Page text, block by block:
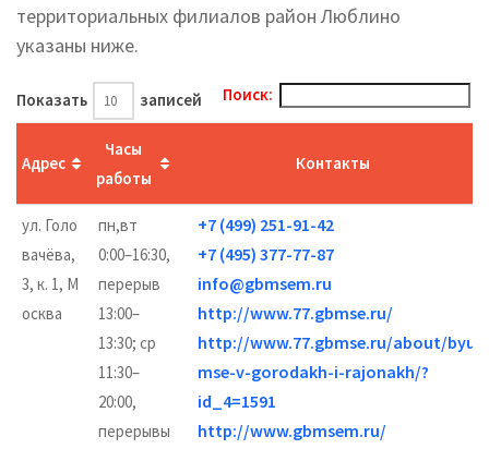
территориальных филиалов район Люблино
указаны ниже.
Показать записей Поиск:
Адрес
Часы
работы
Контакты
ул. Голо
вачёва,
3, к. 1, М
осква
пн,вт
0:00–16:30,
перерыв
13:00–
13:30; ср
11:30–
20:00,
перерывы
+7 (499) 251-91-42
+7 (495) 377-77-87
info@gbmsem.ru
http://www.77.gbmse.ru/
http://www.77.gbmse.ru/about/
mse-v-gorodakh-i-rajonakh/?
id_4=1591
http://www.gbmsem.ru/